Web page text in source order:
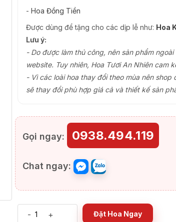
- Hoa Đồng Tiền
Được dùng để tặng cho các dịp lễ như: Hoa
Lưu ý:
- Do được làm thủ công, nên sản phẩm
website. Tuy nhiên, Hoa Tươi An Nhiên cam
- Vì các loài hoa thay đổi theo mùa nên
sẽ thay đổi phù hợp giá cả và thiết kế sản
Gọi ngay: 0938.494.119
Chat ngay:
- + Đặt Hoa Ngay